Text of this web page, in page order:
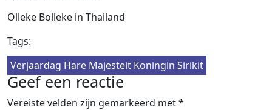
Olleke Bolleke in Thailand
Tags:
Verjaardag Hare Majesteit Koningin Sirikit
Geef een reactie
Vereiste velden zijn gemarkeerd met*